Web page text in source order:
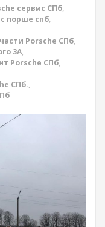
сервис СПб,
порше спб,
Porsche СПб,
3А,
Porsche СПб,
СПб.,